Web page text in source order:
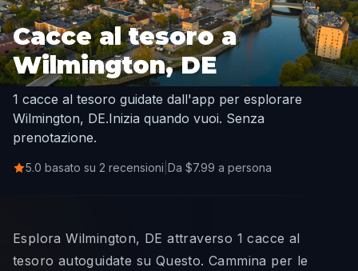
Cacce al tesoro a
Wilmington, DE
1 cacce al tesoro guidate dall'app per esplorare
Wilmington, DE.Inizia quando vuoi. Senza
prenotazione.
5.0 basato su 2 recensioni Da $7.99 a persona
Esplora Wilmington, DE attraverso 1 cacce al
tesoro autoguidate su Questo. Cammina per le